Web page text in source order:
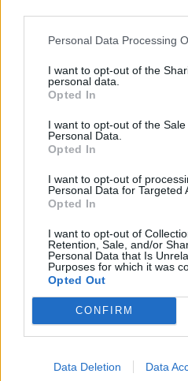
Personal Data Processing
I want to opt-out of the
personal data.
Opted In
I want to opt-out of the
Personal Data.
Opted In
I want to opt-out of
Personal Data for Targeted
Opted In
I want to opt-out of
Retention, Sale, and/or
Personal Data that Is
Purposes for which it was
Opted Out
CONFIRM
Data Deletion Data
automobilio stovėjimo
Ši trukmė nustatoma
patogiai ir
Pavyzdžiui, prie didesnių
laikas ilgesnis nei prie
E.Dapkienė.
Įkainiai už papildomą
laiką priklauso nuo
pavyzdžiui, Vilniuje
apmokestinimas
pusvalandį ir kaina siekia